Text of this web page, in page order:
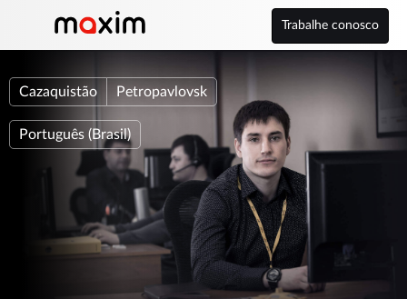
Trabalhe conosco
Cazaquistão Petropavlovsk
Português (Brasil)